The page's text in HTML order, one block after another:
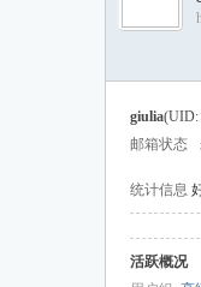
›
giulia(UID:
邮箱状态
统计信息
活跃概况